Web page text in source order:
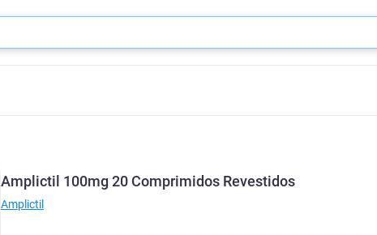
Amplictil 100mg 20 Comprimidos Revestidos
Amplictil